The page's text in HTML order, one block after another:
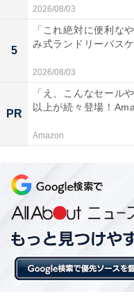
のクリスマスメニュー
リジナルコースターが
12月10日(金)、11日(
マス抽選会」では、「
コットの「ドリクマ」
ルダーが賞品として登
つ）
12月23日(金・祝)、24
「かんぽ生命presents
ンダーランド2016」ラ
組2名）。ドリカムの
2026/08/03
5
「これ絶対に便利な
み式ランドリーバス
2026/08/03
PR
「え、こんなセール
以上が続々登場！
Amazon